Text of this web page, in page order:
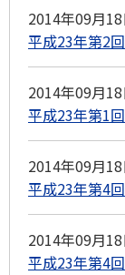
2014年09月18
平成23年第2
2014年09月18
平成23年第1
2014年09月18
平成23年第4
2014年09月18
平成23年第4